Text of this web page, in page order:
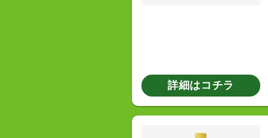
詳細はコチラ